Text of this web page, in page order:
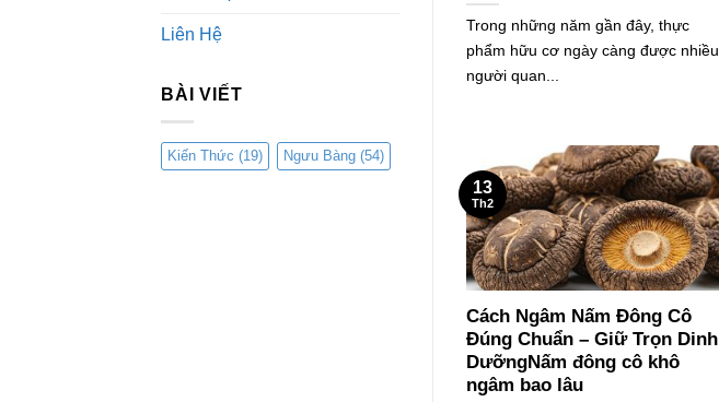
Liên Hệ
BÀI VIẾT
Kiến Thức (19) Ngưu Bàng (54)
Trong những năm gần đây, thực
phẩm hữu cơ ngày càng được nhiều
người quan...
Cách Ngâm Nấm Đông Cô
Đúng Chuẩn – Giữ Trọn Dinh
DưỡngNấm đông cô khô
ngâm bao lâu
13
Th2